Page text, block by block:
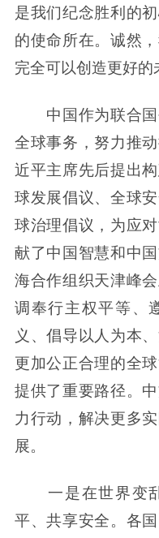
是我们纪念胜利的
的使命所在。诚然
完全可以创造更好的
中国作为联合国
全球事务，努力推
近平主席先后提出
球发展倡议、全球
球治理倡议，为应
献了中国智慧和中
海合作组织天津峰
调奉行主权平等、
义、倡导以人为本
更加公正合理的全
提供了重要路径。
力行动，解决更多
展。
一是在世界变乱
平、共享安全。各